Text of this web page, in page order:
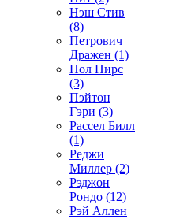
Нэш Стив
(8)
Петрович
Дражен (1)
Пол Пирс
(3)
Пэйтон
Гэри (3)
Рассел Билл
(1)
Реджи
Миллер (2)
Рэджон
Рондо (12)
Рэй Аллен